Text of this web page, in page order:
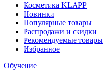
Косметика KLAPP
Новинки
Популярные товары
Распродажи и скидки
Рекомендуемые товары
Избранное
Обучение